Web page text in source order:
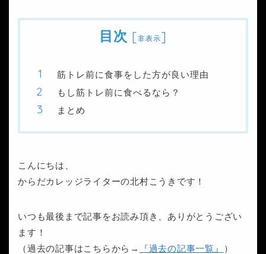
目次 [非表示]
筋トレ前に食事をした方が良い理由
もし筋トレ前に食べるなら？
まとめ
こんにちは、
からだカレッジライターの北村こうきです！
いつも最後まで記事をお読み頂き、ありがとうござい
ます！
（過去の記事はこちらから→
『過去の記事一覧』 ）